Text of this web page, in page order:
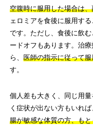
空腹時に服用した場合は
ェロミアを食後に服用す
です。ただし、食後に飲
ードオフもあります。治
ら、 医師の指示に従って
す。
個人差も大きく、同じ用
く症状が出ない方もいれ
腸が敏感な体質の方、も